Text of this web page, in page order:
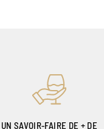
UN SAVOIR-FAIRE DE + DE